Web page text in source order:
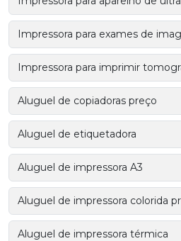
Impressora para exames de
Impressora para imprimir
Aluguel de copiadoras preço
Aluguel de etiquetadora
Aluguel de impressora A3
Aluguel de impressora colorida
Aluguel de impressora térmica